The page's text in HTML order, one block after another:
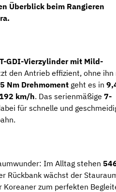
Überblick beim Rangieren
.
GDI-Vierzylinder mit Mild-
den Antrieb effizient, ohne ihn
Nm Drehmoment geht es in
km/h. Das serienmäßige 7-
für schnelle und
Im Alltag stehen
Rückbank wächst der
Koreaner zum perfekten